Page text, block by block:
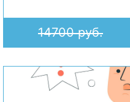
14700 руб.